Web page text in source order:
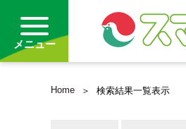
メニュー
Home 検索結果一覧表示